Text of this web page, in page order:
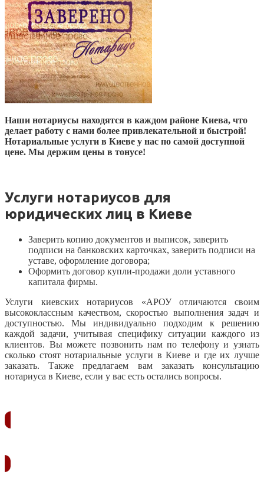
Наши нотариусы находятся в каждом районе Киева, что
делает работу с нами более привлекательной и быстрой!
Нотариальные услуги в Киеве у нас по самой доступной
цене. Мы держим цены в тонусе!
Услуги нотариусов для
юридических лиц в Киеве
Заверить копию документов и выписок, заверить
подписи на банковских карточках, заверить подписи на
уставе, оформление договора;
Оформить договор купли-продажи доли уставного
капитала фирмы.
Услуги киевских нотариусов «АРОУ отличаются своим
высококлассным качеством, скоростью выполнения задач и
доступностью. Мы индивидуально подходим к решению
каждой задачи, учитывая специфику ситуации каждого из
клиентов. Вы можете позвонить нам по телефону и узнать
сколько стоят нотариальные услуги в Киеве и где их лучше
заказать. Также предлагаем вам заказать консультацию
нотариуса в Киеве, если у вас есть остались вопросы.